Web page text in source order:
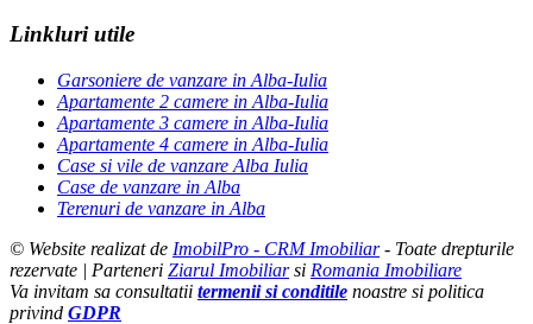
Linkluri utile
Garsoniere de vanzare in Alba-Iulia
Apartamente 2 camere in Alba-Iulia
Apartamente 3 camere in Alba-Iulia
Apartamente 4 camere in Alba-Iulia
Case si vile de vanzare Alba Iulia
Case de vanzare in Alba
Terenuri de vanzare in Alba
© Website realizat de ImobilPro - CRM Imobiliar- Toate drepturile
rezervate | Parteneri Ziarul Imobiliarsi Romania Imobiliare
Va invitam sa consultatii termenii si conditile noastre si politica
privind GDPR